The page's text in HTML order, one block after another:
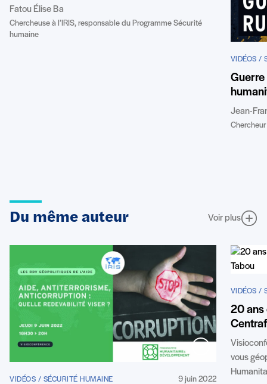
Fatou Élise Ba
Chercheuse à l’IRIS, responsable du Programme Sécurité
humaine
VIDÉOS /
Guerre
Jean-
Du même auteur Voir plus
VIDÉOS / SÉCURITÉ HUMAINE 9 juin 2022
VIDÉOS /
20 ans
vous